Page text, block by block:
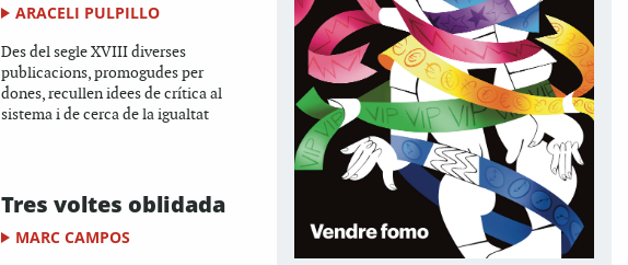
ARACELI PULPILLO
Des del segle XVIII diverses
publicacions, promogudes per
dones, recullen idees de crítica al
sistema i de cerca de la igualtat
Tres voltes oblidada
MARC CAMPOS